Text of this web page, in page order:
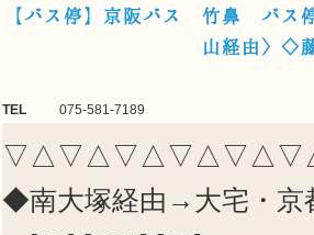
【バス停】京阪バス 竹鼻 バス
山経由〉◇
TEL 075-581-7189
◆南大塚経由→大宅・京